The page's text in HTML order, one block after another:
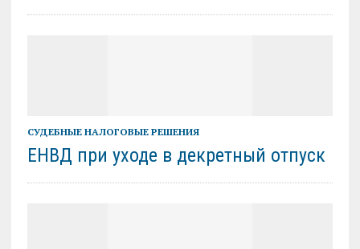
СУДЕБНЫЕ НАЛОГОВЫЕ РЕШЕНИЯ
ЕНВД при уходе в декретный отпуск